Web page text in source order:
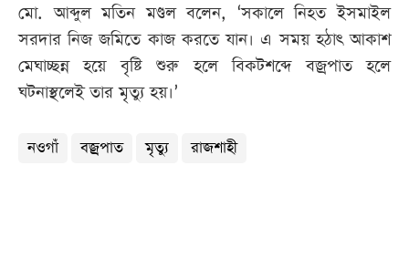
মো. আব্দুল মতিন মণ্ডল বলেন, ‘সকালে নিহত ইসমাইল
সরদার নিজ জমিতে কাজ করতে যান। এ সময় হঠাৎ আকাশ
মেঘাচ্ছন্ন হয়ে বৃষ্টি শুরু হলে বিকটশব্দে বজ্রপাত হলে
ঘটনাস্থলেই তার মৃত্যু হয়।’
নওগাঁ বজ্রপাত মৃত্যু রাজশাহী